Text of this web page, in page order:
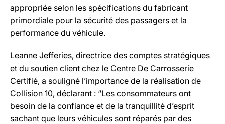
appropriée selon les spécifications du fabricant
primordiale pour la sécurité des passagers et la
performance du véhicule.
Leanne Jefferies, directrice des comptes stratégiques
et du soutien client chez le Centre De Carrosserie
Certifié, a souligné l’importance de la réalisation de
Collision 10, déclarant : “Les consommateurs ont
besoin de la confiance et de la tranquillité d’esprit
sachant que leurs véhicules sont réparés par des